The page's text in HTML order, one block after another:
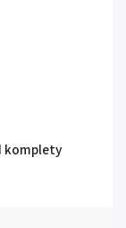
komplety